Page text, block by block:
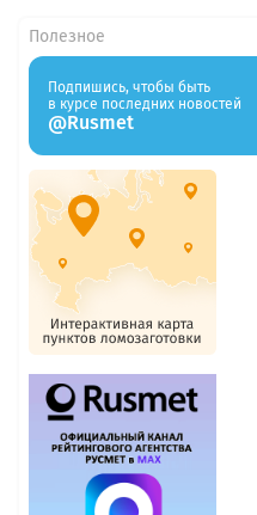
Полезное
Подпишись, чтобы быть
в курсе последних новостей
@Rusmet